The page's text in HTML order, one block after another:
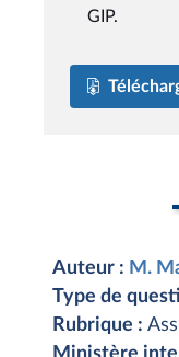
GIP.
Auteur : M.
Type de
Rubrique :